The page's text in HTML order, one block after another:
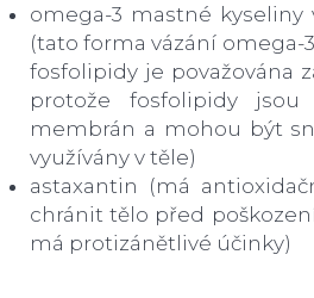
omega-3 mastné kyseliny
(tato forma vázání omega-
fosfolipidy je považována
protože fosfolipidy jsou
membrán a mohou být
využívány v těle)
astaxantin (má
chránit tělo před
má protizánětlivé účinky)